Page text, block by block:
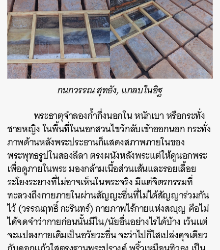
กนกวรรณ สุทธัง, แกลบในอิฐ
พระธาตุจำลองก้ำกึ่งนอกใน หนักเบา หรือกระทั่ง
ชายหญิง ในพื้นที่ในนอกสวนไขว้กลับเข้าออกนอก กระทั่ง
ภาพด้านหลังพระประธานก็แสดงสภาพภายในของ
พระพุทธรูปในสองลีลา ตรงผนังหลังพระแต่ให้ดูนอกพระ
เพื่อดูภายในพระ มองกล้ามเนื้อส่วนเส้นและรอยเลื้อย
ระโยงระยางที่ไม่อาจเห็นในพระจริง มีแต่จิตรกรรมที่
ทะลวงถึงกายภายในผ่านสัญญะอื่นที่ไม่ได้สัญญาร่วมกัน
ไว้ (วรรณฤทธิ์ กะรินทร์) กายภาพไร้กายแห่งสญฺญ คือไม่
ได้จดจำว่ากายก่อนนั้นมีใน/นัยอื่นอย่างไรได้บ้าง เว้นแต่
จะแปลงกายเดิมเป็นอวัยวะอื่น จะว่าไปก็ใสเปล่งดุจเดียว